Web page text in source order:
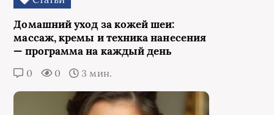
Домашний уход за кожей шеи:
массаж, кремы и техника нанесения
— программа на каждый день
0 0 3 мин.